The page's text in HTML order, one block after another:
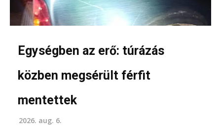
Egységben az erő: túrázás
közben megsérült férfit
mentettek
2026. aug. 6.